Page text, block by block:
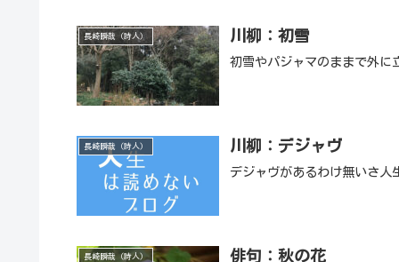
長崎瞬哉（詩人） 川柳：初雪
初雪やパジャマのままで外に
長崎瞬哉（詩人） 川柳：デジャヴ
デジャヴがあるわけ無いさ人
長崎瞬哉（詩人） 俳句：秋の花